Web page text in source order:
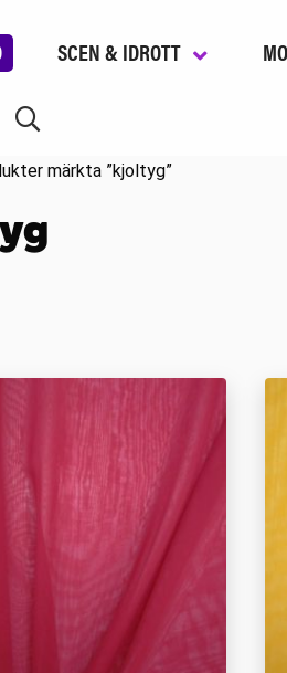
SCEN & IDROTT
märkta ”kjoltyg”